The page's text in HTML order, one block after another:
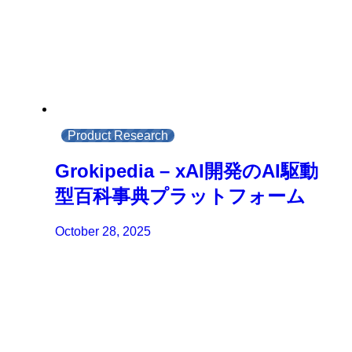
Product Research
Grokipedia – xAI開発のAI駆動
型百科事典プラットフォーム
October 28, 2025